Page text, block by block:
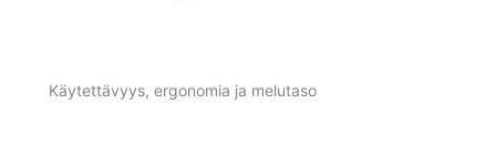
Käytettävyys, ergonomia ja melutaso